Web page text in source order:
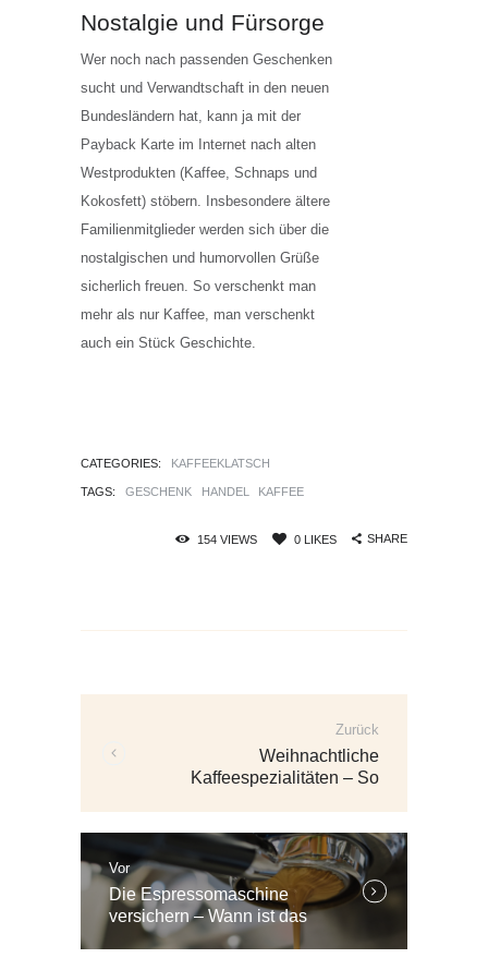
Nostalgie und Fürsorge
Wer noch nach passenden Geschenken
sucht und Verwandtschaft in den neuen
Bundesländern hat, kann ja mit der
Payback Karte im Internet nach alten
Westprodukten (Kaffee, Schnaps und
Kokosfett) stöbern. Insbesondere ältere
Familienmitglieder werden sich über die
nostalgischen und humorvollen Grüße
sicherlich freuen. So verschenkt man
mehr als nur Kaffee, man verschenkt
auch ein Stück Geschichte.
CATEGORIES: KAFFEEKLATSCH
TAGS: GESCHENK HANDEL KAFFEE
154VIEWS 0LIKES SHARE
Zurück
Weihnachtliche
Kaffeespezialitäten – So
VorWeitere
Beiträge:
Die Espressomaschine
versichern – Wann ist das
sinnvoll?